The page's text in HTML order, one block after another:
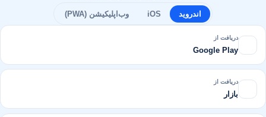
اندروید iOS وب‌اپلیکیشن (PWA)
دریافت از
Google Play
دریافت از
بازار